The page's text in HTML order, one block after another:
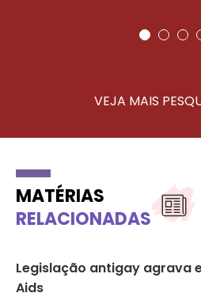
VEJA MAIS
MATÉRIAS
RELACIONADAS
Legislação antigay agrava
Aids